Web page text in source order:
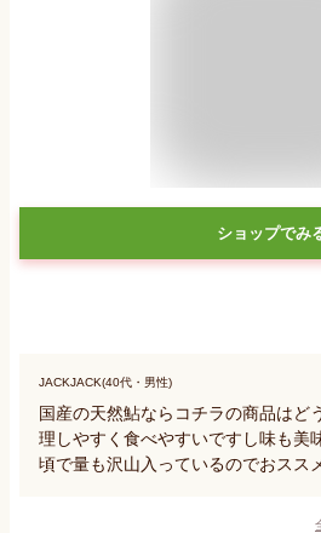
ショップでみ
JACKJACK(40代・男性)
国産の天然鮎ならコチラの商品はど
理しやすく食べやすいですし味も美
頃で量も沢山入っているのでおスス